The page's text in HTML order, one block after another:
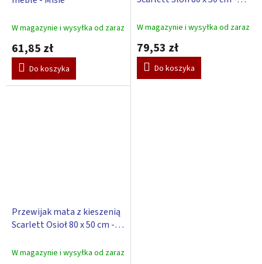
W magazynie i wysyłka od zaraz
61,85 zł
Do koszyka
W magazynie i wysyłka od zaraz
79,53 zł
Do koszyka
Przewijak mata z kieszenią
Scarlett Osioł 80 x 50 cm -
W magazynie i wysyłka od zaraz